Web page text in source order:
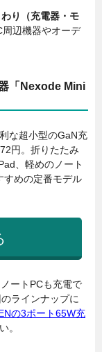
り（充電器・モ
周辺機器やオーデ
「Nexode Mini
な超小型のGaN充
円。折りたたみ
、軽めのノート
すめの定番モデル
ートPCも充電で
ラインナップに
の3ポート65W充
。